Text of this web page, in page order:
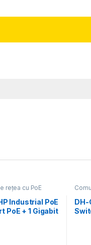
rețea cu PoE
Industrial PoE
PoE + 1 Gigabit
DH-